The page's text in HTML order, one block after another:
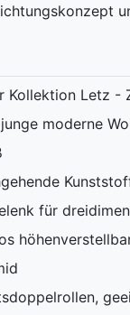
Kollektion Letz -
moderne
für